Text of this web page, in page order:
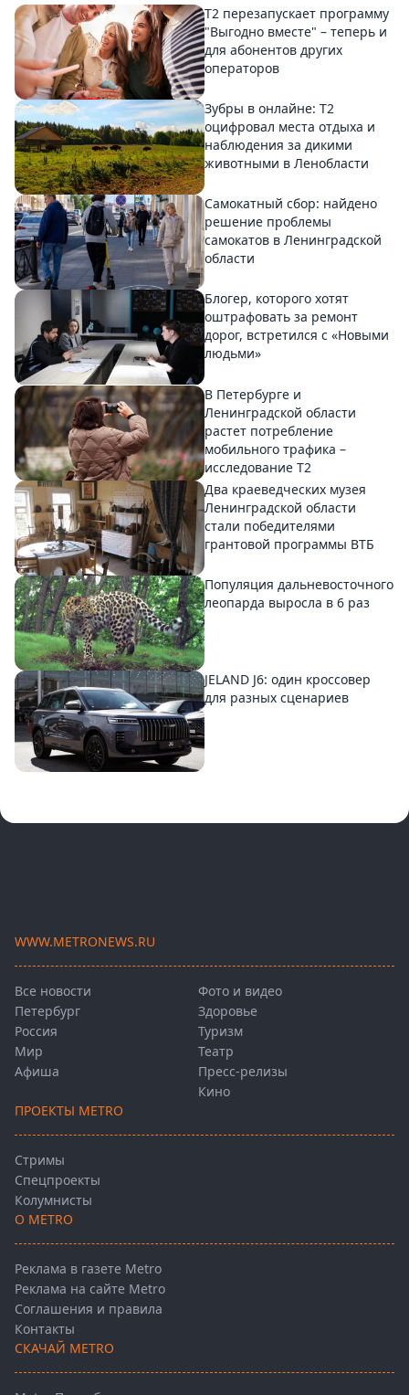
Т2 перезапускает программу
"Выгодно вместе" – теперь и
для абонентов других
операторов
Зубры в онлайне: Т2
оцифровал места отдыха и
наблюдения за дикими
животными в Ленобласти
Самокатный сбор: найдено
решение проблемы
самокатов в Ленинградской
области
Блогер, которого хотят
оштрафовать за ремонт
дорог, встретился с «Новыми
людьми»
В Петербурге и
Ленинградской области
растет потребление
мобильного трафика –
исследование T2
Два краеведческих музея
Ленинградской области
стали победителями
грантовой программы ВТБ
Популяция дальневосточного
леопарда выросла в 6 раз
JELAND J6: один кроссовер
для разных сценариев
WWW.METRONEWS.RU
Все новости
Петербург
Россия
Мир
Афиша
Фото и видео
Здоровье
Туризм
Театр
Пресс-релизы
Кино
ПРОЕКТЫ METRO
Стримы
Спецпроекты
Колумнисты
О METRO
Реклама в газете Metro
Реклама на сайте Metro
Соглашения и правила
Контакты
СКАЧАЙ METRO